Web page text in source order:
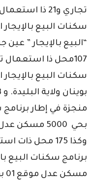
تجاري و21 ذا
“البيع بالإيجار ” عين
107محل ذا استعمال
منجزة في إطار برنامج
وكذا 175 محل
مسكن عدل موقع 01 بوينان ولاية البليدة.